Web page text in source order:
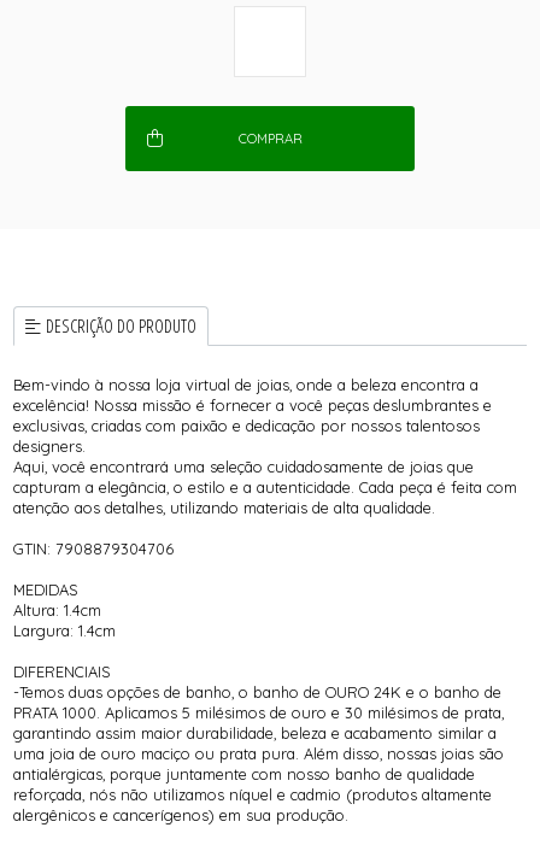
COMPRAR
DESCRIÇÃO DO PRODUTO
Bem-vindo à nossa loja virtual de joias, onde a beleza encontra a
excelência! Nossa missão é fornecer a você peças deslumbrantes e
exclusivas, criadas com paixão e dedicação por nossos talentosos
designers.
Aqui, você encontrará uma seleção cuidadosamente de joias que
capturam a elegância, o estilo e a autenticidade. Cada peça é feita com
atenção aos detalhes, utilizando materiais de alta qualidade.
GTIN: 7908879304706
MEDIDAS
Altura: 1.4cm
Largura: 1.4cm
DIFERENCIAIS
-Temos duas opções de banho, o banho de OURO 24K e o banho de
PRATA 1000. Aplicamos 5 milésimos de ouro e 30 milésimos de prata,
garantindo assim maior durabilidade, beleza e acabamento similar a
uma joia de ouro maciço ou prata pura. Além disso, nossas joias são
antialérgicas, porque juntamente com nosso banho de qualidade
reforçada, nós não utilizamos níquel e cadmio (produtos altamente
alergênicos e cancerígenos) em sua produção.